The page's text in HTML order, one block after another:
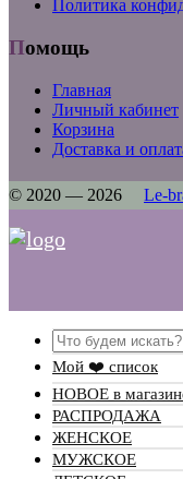
Политика
Помощь
Главная
Личный кабинет
Корзина
Доставка и
© 2020 — 2026 Le-
Search
Мой ❤️ список
НОВОЕ в
РАСПРОДАЖА
ЖЕНСКОЕ
МУЖСКОЕ